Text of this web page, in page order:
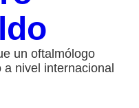
un oftalmólogo
a nivel internacional